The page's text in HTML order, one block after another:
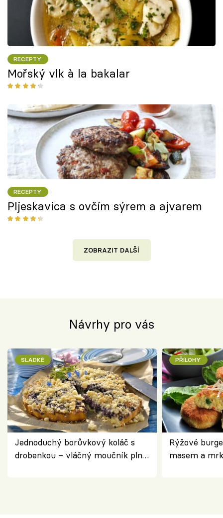
RECEPTY
Mořský vlk à la bakalar
RECEPTY
Pljeskavica s ovčím sýrem a ajvarem
ZOBRAZIT DALŠÍ
Návrhy pro vás
SLADKÉ
Jednoduchý borůvkový koláč s
drobenkou – vláčný moučník plný
PŘÍLOHY
Rýžové
masem a